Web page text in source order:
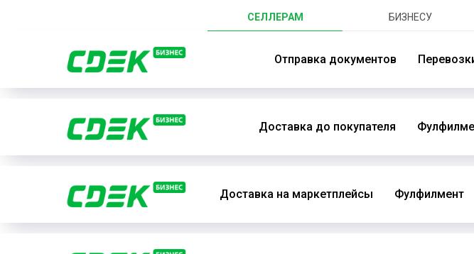
СЕЛЛЕРАМ БИЗНЕСУ
Отправка документов
Доставка до покупателя
Доставка на маркетплейсы Фулфилмент